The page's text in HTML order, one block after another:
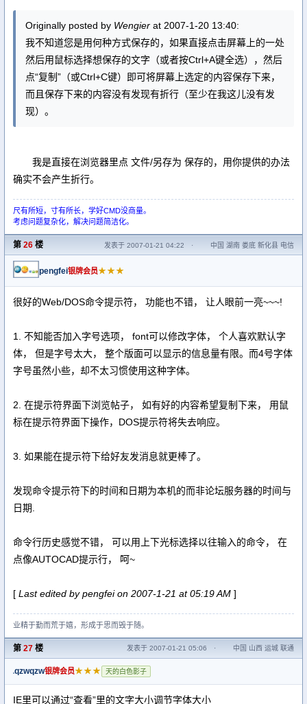
Originally posted by Wengier at 2007-1-20 13:40:
我不知道您是用何种方式保存的，如果直接点击屏幕上的一处
然后用鼠标选择想保存的文字（或者按Ctrl+A键全选），然后
点“复制”（或Ctrl+C键）即可将屏幕上选定的内容保存下来，
而且保存下来的内容没有发现有折行（至少在我这儿没有发
现）。
我是直接在浏览器里点 文件/另存为 保存的，用你提供的办法
确实不会产生折行。
尺有所短，寸有所长，学好CMD没商量。
考虑问题复杂化，解决问题简洁化。
第 26 楼 发表于 2007-01-21 04:22 · 中国 湖南 娄底 新化县 电信
pengfei银牌会员★★★
很好的Web/DOS命令提示符， 功能也不错， 让人眼前一亮~~~!
1. 不知能否加入字号选项， font可以修改字体， 个人喜欢默认字
体， 但是字号太大， 整个版面可以显示的信息量有限。而4号字体
字号虽然小些，却不太习惯使用这种字体。
2. 在提示符界面下浏览帖子， 如有好的内容希望复制下来， 用鼠
标在提示符界面下操作，DOS提示符将失去响应。
3. 如果能在提示符下给好友发消息就更棒了。
发现命令提示符下的时间和日期为本机的而非论坛服务器的时间与
日期.
命令行历史感觉不错， 可以用上下光标选择以往输入的命令， 在
点像AUTOCAD提示行， 呵~
[ Last edited by pengfei on 2007-1-21 at 05:19 AM ]
业精于勤而荒于嬉，形成于思而毁于随。
第 27 楼 发表于 2007-01-21 05:06 · 中国 山西 运城 联通
qzwqzw银牌会员★★★ 天的白色影子
IE里可以通过“查看”里的文字大小调节字体大小